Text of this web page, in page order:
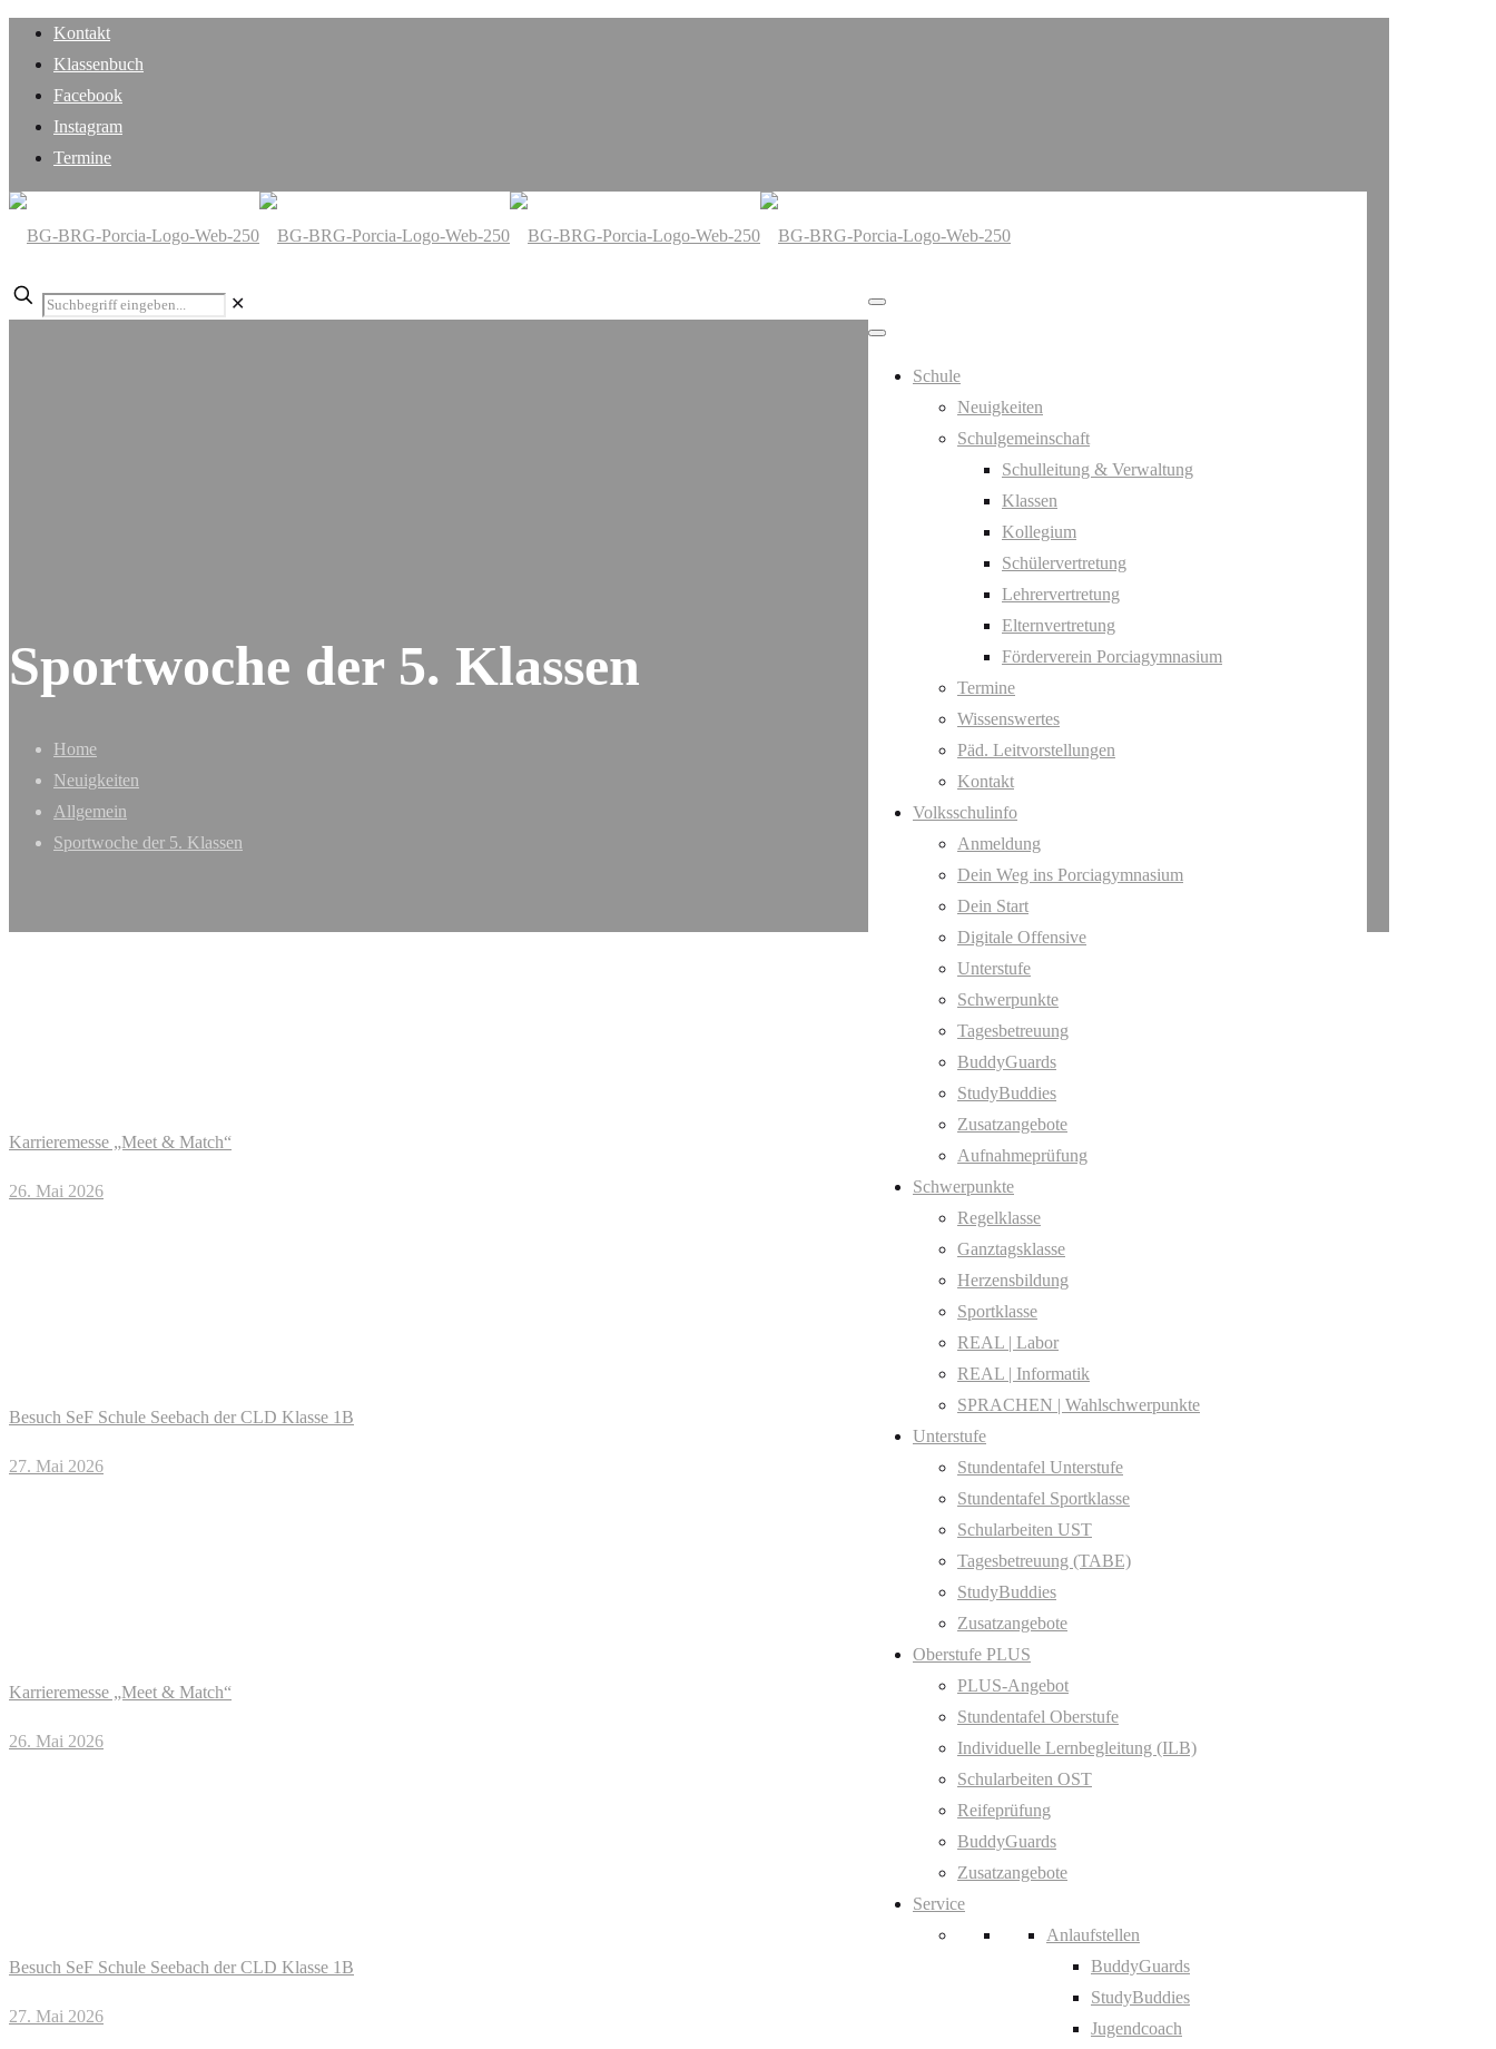
Kontakt
Klassenbuch
Facebook
Instagram
Termine
Schule
Neuigkeiten
Schulgemeinschaft
Schulleitung & Verwaltung
Klassen
Kollegium
Schülervertretung
Lehrervertretung
Elternvertretung
Förderverein Porciagymnasium
Termine
Wissenswertes
Päd. Leitvorstellungen
Kontakt
Volksschulinfo
Anmeldung
Dein Weg ins Porciagymnasium
Dein Start
Digitale Offensive
Unterstufe
Schwerpunkte
Tagesbetreuung
BuddyGuards
StudyBuddies
Zusatzangebote
Aufnahmeprüfung
Schwerpunkte
Regelklasse
Ganztagsklasse
Herzensbildung
Sportklasse
REAL | Labor
REAL | Informatik
SPRACHEN | Wahlschwerpunkte
Unterstufe
Stundentafel Unterstufe
Stundentafel Sportklasse
Schularbeiten UST
Tagesbetreuung (TABE)
StudyBuddies
Zusatzangebote
Oberstufe PLUS
PLUS-Angebot
Stundentafel Oberstufe
Individuelle Lernbegleitung (ILB)
Schularbeiten OST
Reifeprüfung
BuddyGuards
Zusatzangebote
Service
Anlaufstellen
BuddyGuards
StudyBuddies
Jugendcoach
✕
Sportwoche der 5. Klassen
Home
Neuigkeiten
Allgemein
Sportwoche der 5. Klassen
Karrieremesse „Meet & Match“
26. Mai 2026
Besuch SeF Schule Seebach der CLD Klasse 1B
27. Mai 2026
Karrieremesse „Meet & Match“
26. Mai 2026
Besuch SeF Schule Seebach der CLD Klasse 1B
27. Mai 2026